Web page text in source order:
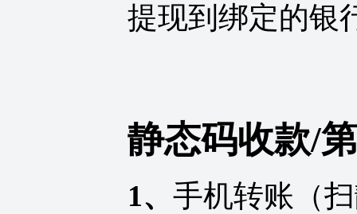
提现到绑定的银
静态码收款/
1、 手机转账（